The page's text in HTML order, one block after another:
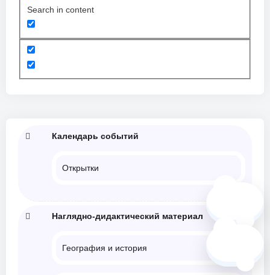
Search in content
Календарь событий
Открытки
Наглядно-дидактический материал
География и история